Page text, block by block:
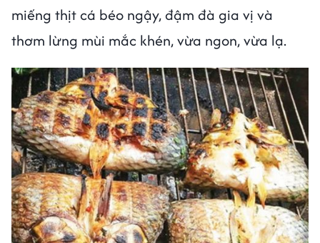
miếng thịt cá béo ngậy, đậm đà gia vị và
thơm lừng mùi mắc khén, vừa ngon, vừa lạ.